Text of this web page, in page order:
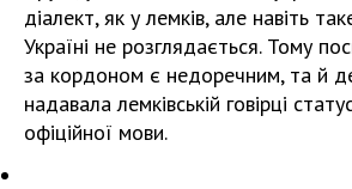
діалект, як у лемків, але навіть
Україні не розглядається. Тому
за кордоном є недоречним, та й
надавала лемківській говірці
офіційної мови.